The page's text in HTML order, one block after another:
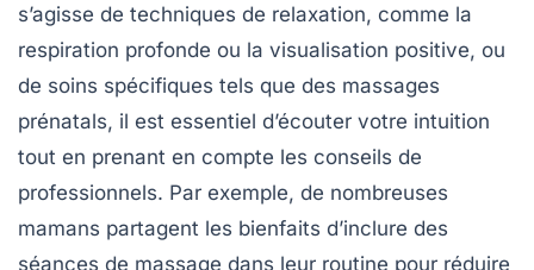
s’agisse de techniques de relaxation, comme la
respiration profonde ou la visualisation positive, ou
de soins spécifiques tels que des massages
prénatals, il est essentiel d’écouter votre intuition
tout en prenant en compte les conseils de
professionnels. Par exemple, de nombreuses
mamans partagent les bienfaits d’inclure des
séances de massage dans leur routine pour réduire